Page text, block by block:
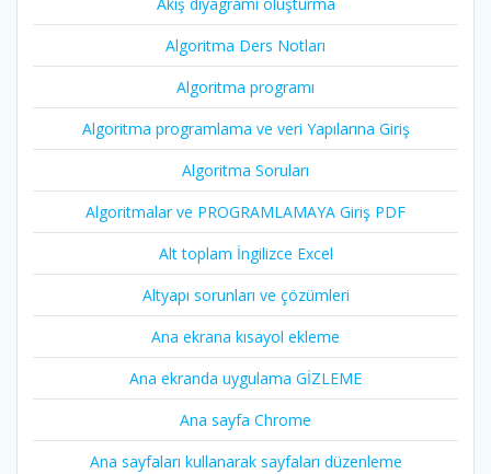
Akış diyagramı oluşturma
Algoritma Ders Notları
Algoritma programı
Algoritma programlama ve veri Yapılarına Giriş
Algoritma Soruları
Algoritmalar ve PROGRAMLAMAYA Giriş PDF
Alt toplam İngilizce Excel
Altyapı sorunları ve çözümleri
Ana ekrana kısayol ekleme
Ana ekranda uygulama GİZLEME
Ana sayfa Chrome
Ana sayfaları kullanarak sayfaları düzenleme